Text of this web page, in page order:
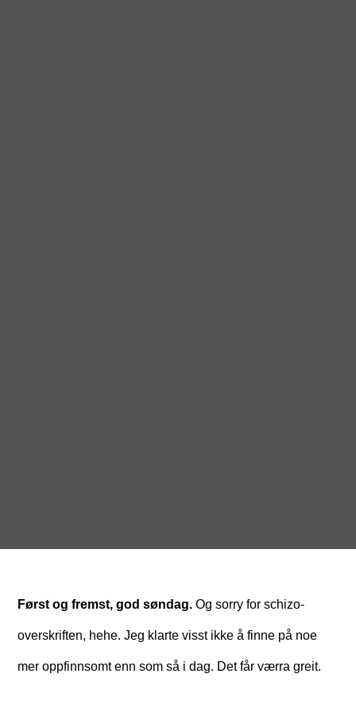
Først og fremst, god søndag.Og sorry for schizo-
overskriften, hehe. Jeg klarte visst ikke å finne på noe
mer oppfinnsomt enn som så i dag. Det får værra greit.